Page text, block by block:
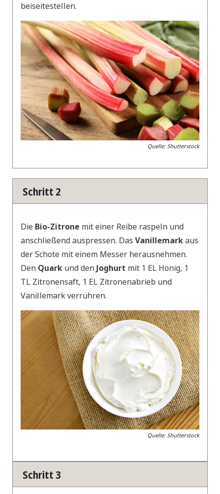
beiseitestellen.
Quelle: Shutterstock
Schritt 2
Die Bio-Zitrone mit einer Reibe raspeln und
anschließend auspressen. Das Vanillemarkaus
der Schote mit einem Messer herausnehmen.
Den Quark und den Joghurt mit 1 EL Honig, 1
TL Zitronensaft, 1 EL Zitronenabrieb und
Vanillemark verrühren.
Quelle: Shutterstock
Schritt 3